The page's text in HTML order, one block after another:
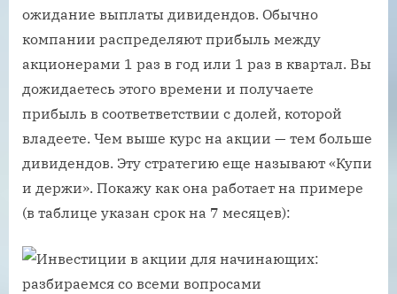
ожидание выплаты дивидендов. Обычно
компании распределяют прибыль между
акционерами 1 раз в год или 1 раз в квартал. Вы
дожидаетесь этого времени и получаете
прибыль в соответветствии с долей, которой
владеете. Чем выше курс на акции — тем больше
дивидендов. Эту стратегию еще называют «Купи
и держи». Покажу как она работает на примере
(в таблице указан срок на 7 месяцев):